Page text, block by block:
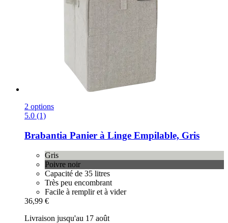
2 options
5.0 (1)
Brabantia Panier à Linge Empilable, Gris
Gris
Poivre noir
Capacité de 35 litres
Très peu encombrant
Facile à remplir et à vider
36,99 €
Livraison jusqu'au 17 août